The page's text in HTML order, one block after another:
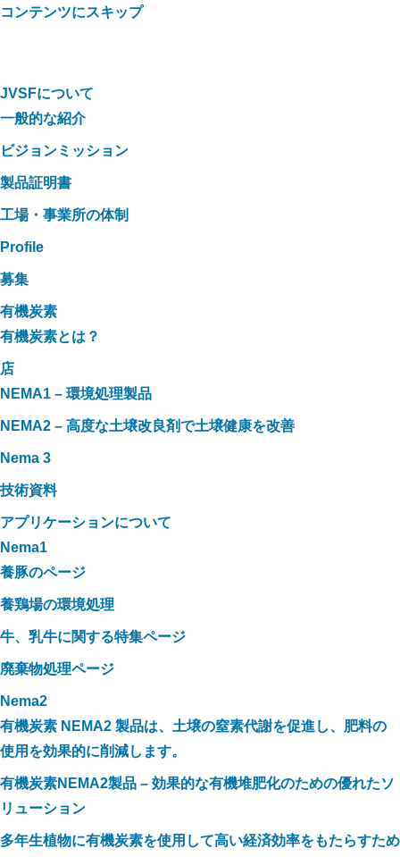
コンテンツにスキップ
JVSFについて
一般的な紹介
ビジョンミッション
製品証明書
工場・事業所の体制
Profile
募集
有機炭素
有機炭素とは？
店
NEMA1 – 環境処理製品
NEMA2 – 高度な土壌改良剤で土壌健康を改善
Nema 3
技術資料
アプリケーションについて
Nema1
養豚のページ
養鶏場の環境処理
牛、乳牛に関する特集ページ
廃棄物処理ページ
Nema2
有機炭素 NEMA2 製品は、土壌の窒素代謝を促進し、肥料の
使用を効果的に削減します。
有機炭素NEMA2製品 – 効果的な有機堆肥化のための優れたソ
リューション
多年生植物に有機炭素を使用して高い経済効率をもたらすため